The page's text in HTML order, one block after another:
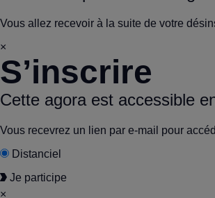
Vous allez recevoir à la suite de votre
×
S’inscrire
Cette agora est accessible
Vous recevrez un lien par e-mail pour
Distanciel
Je participe
×